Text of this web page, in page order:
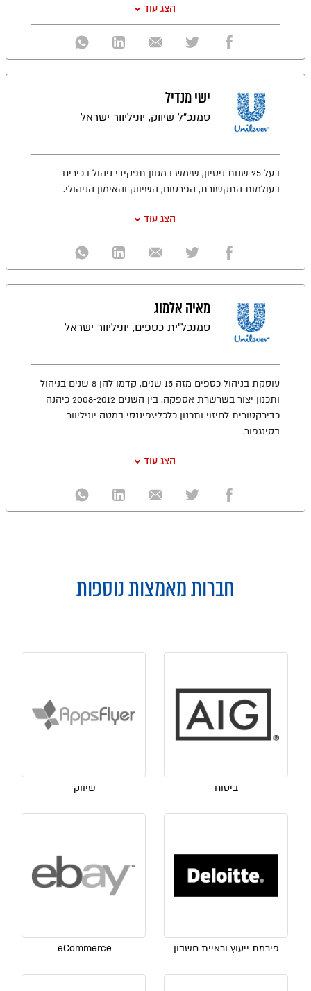
הצג עוד
ישי מנדיל
סמנכ"ל שיווק, יוניליוור ישראל
בעל 25 שנות ניסיון, שימש במגוון תפקידי ניהול בכירים
בעולמות התקשורת, הפרסום, השיווק והאימון הניהולי.
הצג עוד
מאיה אלמוג
סמנכל"ית כספים, יוניליוור ישראל
עוסקת בניהול כספים מזה 15 שנים, קדמו להן 8 שנים בניהול
ותכנון יצור בשרשרת אספקה. בין השנים 2008-2012 כיהנה
כדירקטורית לחיזוי ותכנון כלכלי\פיננסי במטה יוניליוור
בסינגפור.
הצג עוד
חברות מאמצות נוספות
ביטוח שיווק
פירמת ייעוץ וראיית חשבון eCommerce